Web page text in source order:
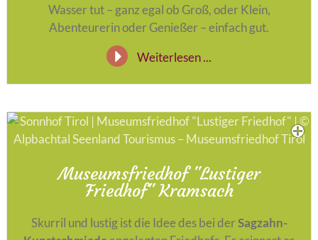
Wasser tut – ganz egal ob Groß, oder Klein,
Abenteurerin oder Genießer – einfach gut.
Weiterlesen ...
Museumsfriedhof "Lustiger
Friedhof" Kramsach
Skurril und lustig ist die Idee des bei derSagzahn-